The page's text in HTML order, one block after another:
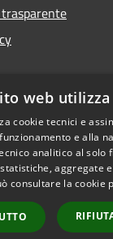
San
web
cookie tecnici e
e alla
analitico al solo
aggregate
consultare la cookie